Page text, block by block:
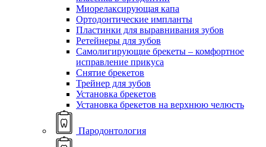
Миорелаксирующая капа
Ортодонтические импланты
Пластинки для выравнивания зубов
Ретейнеры для зубов
Самолигирующие брекеты – комфортное
исправление прикуса
Снятие брекетов
Трейнер для зубов
Установка брекетов
Установка брекетов на верхнюю челюсть
Пародонтология